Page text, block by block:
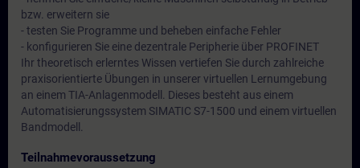
bzw. erweitern sie
- testen Sie Programme und beheben einfache Fehler
- konfigurieren Sie eine dezentrale Peripherie über PROFINET
Ihr theoretisch erlerntes Wissen vertiefen Sie durch zahlreiche
praxisorientierte Übungen in unserer virtuellen Lernumgebung
an einem TIA-Anlagenmodell. Dieses besteht aus einem
Automatisierungssystem SIMATIC S7-1500 und einem virtuellen
Bandmodell.
Teilnahmevoraussetzung